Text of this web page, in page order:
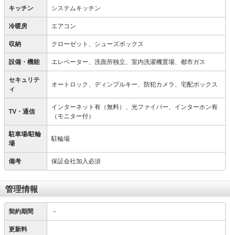
キッチン システムキッチン
冷暖房 エアコン
収納 クローゼット、シューズボックス
設備・機能 エレベーター、洗面所独立、室内洗濯機置場、都市ガス
セキュリテ
ィ
オートロック、ディンプルキー、防犯カメラ、宅配ボックス
TV・通信
インターネット有（無料）、光ファイバー、インターホン有
（モニター付）
駐車場/駐輪
場
駐輪場
備考 保証会社加入必須
管理情報
契約期間 －
更新料